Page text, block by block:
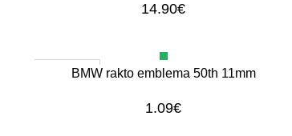
14.90€
Išparduota
DAUGIAUBMW rakto emblema 50th 11mm
1.09€